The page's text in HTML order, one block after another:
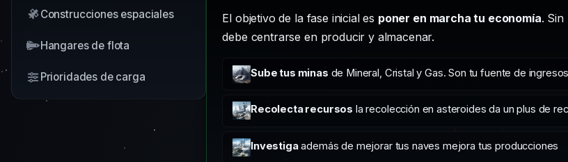
Construcciones espaciales
Hangares de flota
Prioridades de carga
El objetivo de la fase inicial es poner en marcha tu economía.
debe centrarse en producir y almacenar.
Sube tus minas de Mineral, Cristal y Gas. Son tu fuente de
Recolecta recursos la recolección en asteroides da un plus de
Investigaademás de mejorar tus naves mejora tus producciones